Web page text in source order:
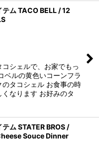
ム TACO BELL / 12
シェルで、お家でもっ
ベルの黄色いコーンフラ
タコシェル お食事の時
なります お好みのタ
ム STATER BROS /
Souce Dinner